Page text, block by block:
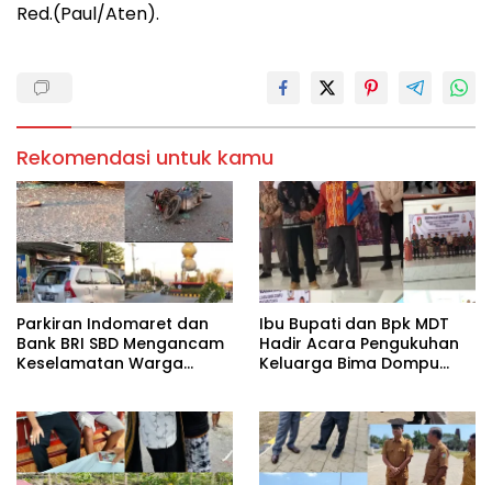
Red.(Paul/Aten).
Rekomendasi untuk kamu
Parkiran Indomaret dan
Bank BRI SBD Mengancam
Keselamatan Warga
Perhubungan dan
Satlantas Didesak
Bertindak Tegas!
Ibu Bupati dan Bpk MDT
Hadir Acara Pengukuhan
Keluarga Bima Dompu
Gedung Fortuna
Radamata.